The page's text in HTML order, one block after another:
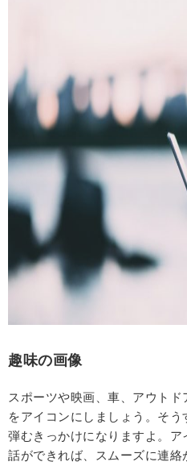
趣味の画像
スポーツや映画、車、アウト
をアイコンにしましょう。そ
弾むきっかけになりますよ。
話ができれば、スムーズに連